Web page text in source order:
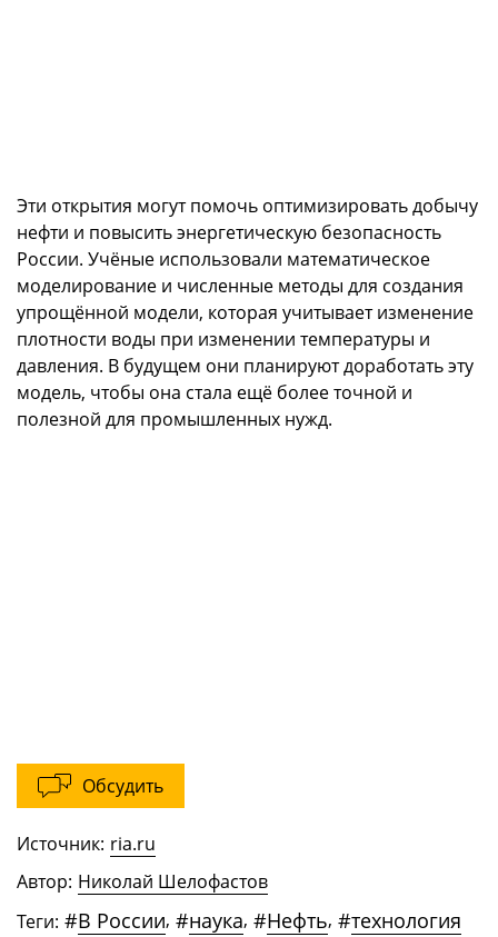
Эти открытия могут помочь оптимизировать добычу
нефти и повысить энергетическую безопасность
России. Учёные использовали математическое
моделирование и численные методы для создания
упрощённой модели, которая учитывает изменение
плотности воды при изменении температуры и
давления. В будущем они планируют доработать эту
модель, чтобы она стала ещё более точной и
полезной для промышленных нужд.
Обсудить
Источник: ria.ru
Автор: Николай Шелофастов
Теги: #В России, #наука, #Нефть, #технология